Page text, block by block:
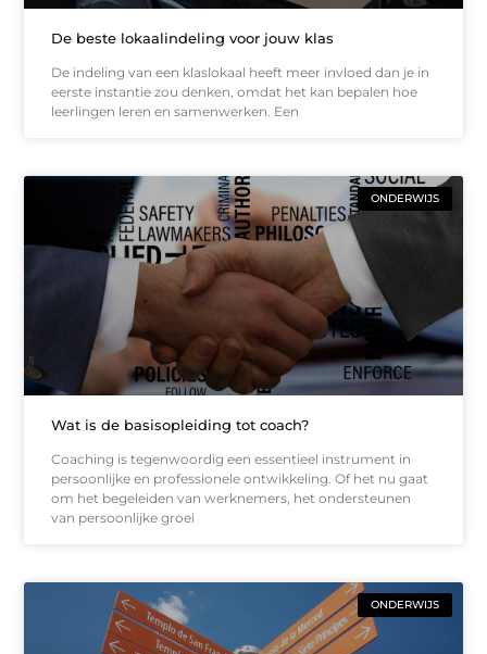
De beste lokaalindeling voor jouw klas
De indeling van een klaslokaal heeft meer invloed dan je in
eerste instantie zou denken, omdat het kan bepalen hoe
leerlingen leren en samenwerken. Een
ONDERWIJS
Wat is de basisopleiding tot coach?
Coaching is tegenwoordig een essentieel instrument in
persoonlijke en professionele ontwikkeling. Of het nu gaat
om het begeleiden van werknemers, het ondersteunen
van persoonlijke groei
ONDERWIJS